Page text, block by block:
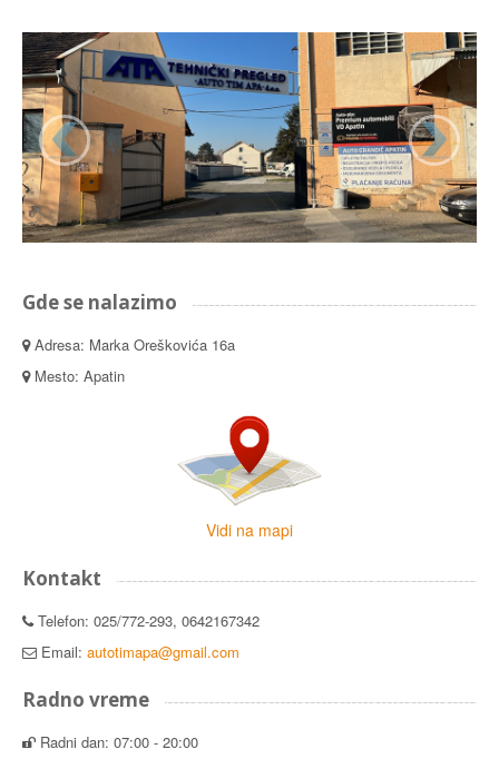
Gde se nalazimo
Adresa: Marka Oreškovića 16a
Mesto: Apatin
Vidi na mapi
Kontakt
Telefon: 025/772-293, 0642167342
Email: autotimapa@gmail.com
Radno vreme
Radni dan: 07:00 - 20:00